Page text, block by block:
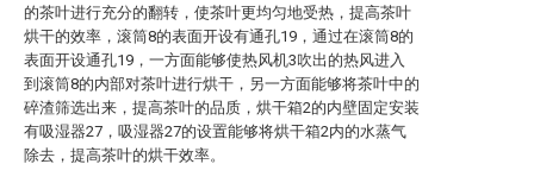
的茶叶进行充分的翻转，使茶叶更均匀地受热，提高茶叶
烘干的效率，滚筒8的表面开设有通孔19，通过在滚筒8的
表面开设通孔19，一方面能够使热风机3吹出的热风进入
到滚筒8的内部对茶叶进行烘干，另一方面能够将茶叶中的
碎渣筛选出来，提高茶叶的品质，烘干箱2的内壁固定安装
有吸湿器27，吸湿器27的设置能够将烘干箱2内的水蒸气
除去，提高茶叶的烘干效率。